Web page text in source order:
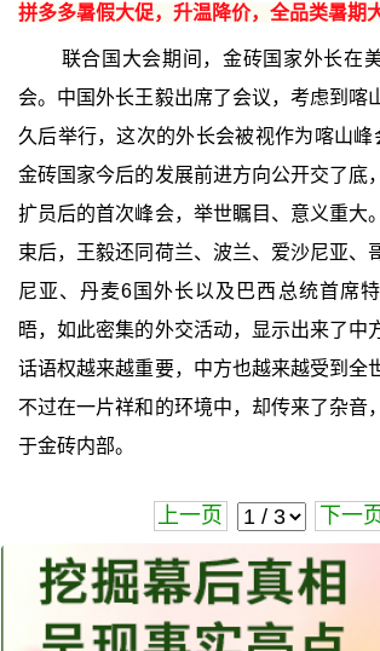
拼多多暑假大促，升温降价，全品类暑期
联合国大会期间，金砖国家外长在
会。中国外长王毅出席了会议，考虑到喀
久后举行，这次的外长会被视作为喀山峰
金砖国家今后的发展前进方向公开交了底
扩员后的首次峰会，举世瞩目、意义重大
束后，王毅还同荷兰、波兰、爱沙尼亚、
尼亚、丹麦6国外长以及巴西总统首席
晤，如此密集的外交活动，显示出来了中
话语权越来越重要，中方也越来越受到全
不过在一片祥和的环境中，却传来了杂音
于金砖内部。
上一页 下一